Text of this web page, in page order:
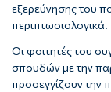
εξερεύνησης του
περιπτωσιολογικά.
Οι φοιτητές του
σπουδών με την
προσεγγίζουν την